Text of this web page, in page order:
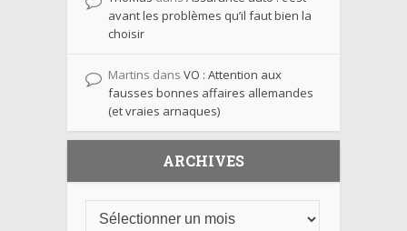
avant les problèmes qu’il faut bien la
choisir
Martins dans VO : Attention aux
fausses bonnes affaires allemandes
(et vraies arnaques)
ARCHIVES